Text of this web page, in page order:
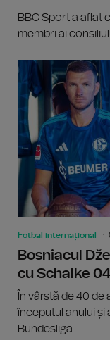
BBC Sport a aflat
membri ai
Fotbal internațional
Bosniacul
cu Schalke
În vârstă de 40
începutul anului și
Bundesliga.